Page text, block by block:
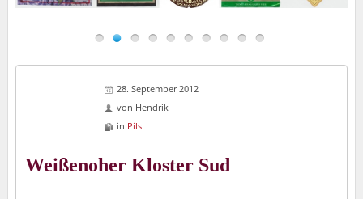
28. September 2012
von Hendrik
in Pils
Weißenoher Kloster Sud